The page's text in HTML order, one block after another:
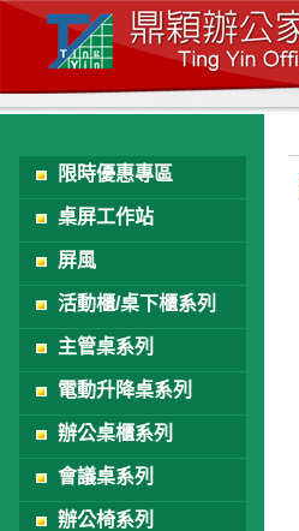
限時優惠專區
桌屏工作站
屏風
活動櫃/桌下櫃系列
主管桌系列
電動升降桌系列
辦公桌櫃系列
會議桌系列
辦公椅系列